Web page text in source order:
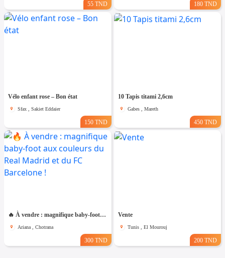
55 TND 180 TND
Vélo enfant rose – Bon état
Sfax , Sakiet Eddaier
150 TND
10 Tapis titami 2,6cm
Gabes , Mareth
450 TND
🔥 À vendre : magnifique baby-foot aux couleurs du Real Madrid et du FC Barcelone !
Ariana , Chotrana
300 TND
Vente
Tunis , El Mourouj
200 TND